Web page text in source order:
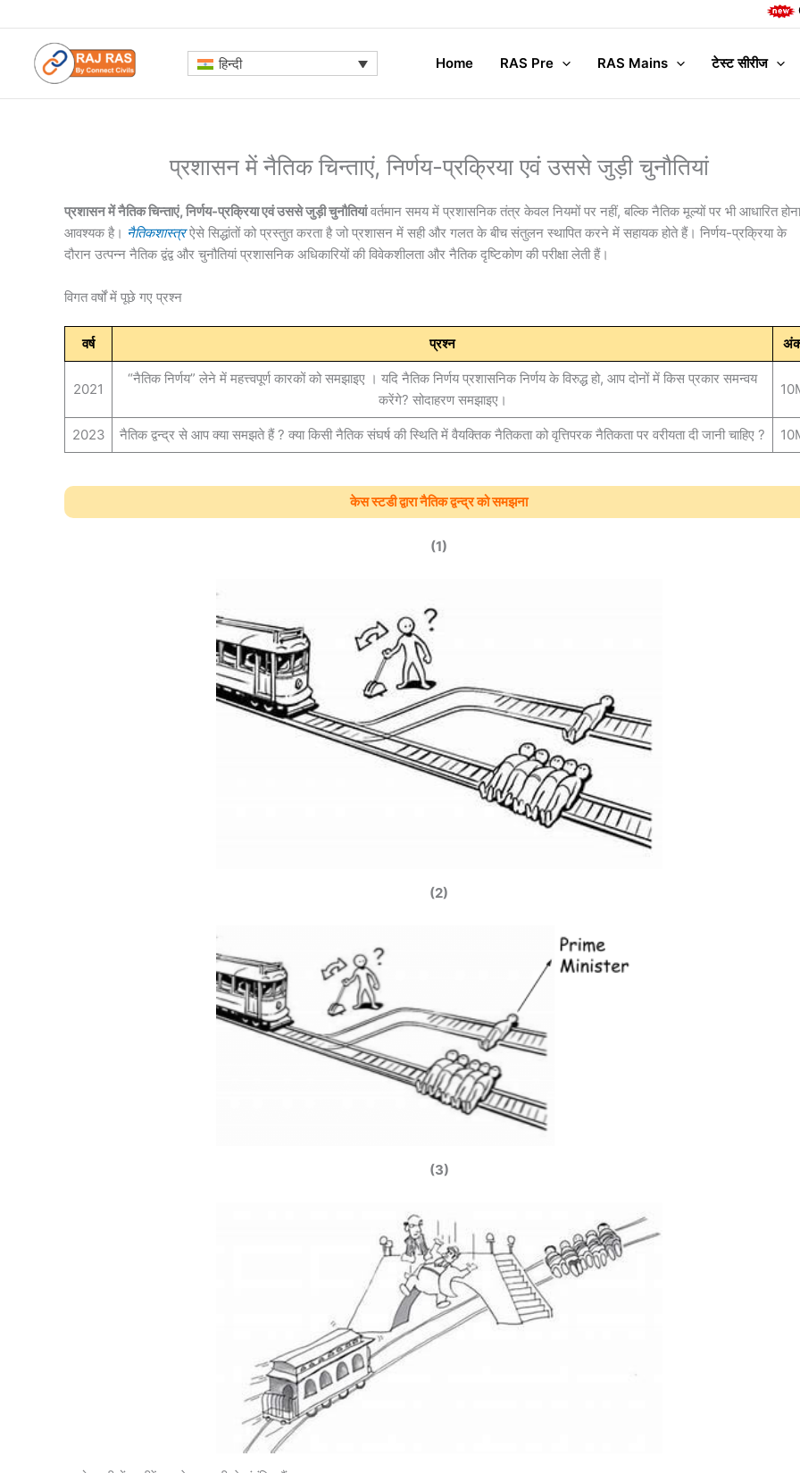
to
content
हिन्दी Home RAS Pre RAS Mains टेस्ट सीरीज
प्रशासन में नैतिक चिन्ताएं, निर्णय-प्रक्रिया एवं उससे जुड़ी चुनौतियां
प्रशासन में नैतिक चिन्ताएं, निर्णय-प्रक्रिया एवं उससे जुड़ी चुनौतियांवर्तमान समय में प्रशासनिक तंत्र केवल नियमों पर नहीं, बल्कि नैतिक मूल्यों पर भी आधारित होना
आवश्यक है। नैतिकशास्त्रऐसे सिद्धांतों को प्रस्तुत करता है जो प्रशासन में सही और गलत के बीच संतुलन स्थापित करने में सहायक होते हैं। निर्णय-प्रक्रिया के
दौरान उत्पन्न नैतिक द्वंद्व और चुनौतियां प्रशासनिक अधिकारियों की विवेकशीलता और नैतिक दृष्टिकोण की परीक्षा लेती हैं।
विगत वर्षों में पूछे गए प्रश्न
वर्ष प्रश्न
2021
“नैतिक निर्णय” लेने में महत्त्वपूर्ण कारकों को समझाइए । यदि नैतिक निर्णय प्रशासनिक निर्णय के विरुद्ध हो, आप दोनों में किस प्रकार समन्वय
करेंगे? सोदाहरण समझाइए।
2023 नैतिक द्वन्द्र से आप क्या समझते हैं ? क्या किसी नैतिक संघर्ष की स्थिति में वैयक्तिक नैतिकता को वृत्तिपरक नैतिकता पर वरीयता दी जानी चाहिए ?
केस स्टडी द्वारा नैतिक द्वन्द्र को समझना
(1)
(2)
(3)